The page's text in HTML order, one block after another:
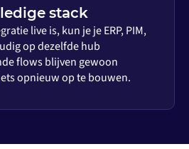
stack
live is, kun je je ERP, PIM,
op dezelfde hub
flows blijven gewoon
opnieuw op te bouwen.